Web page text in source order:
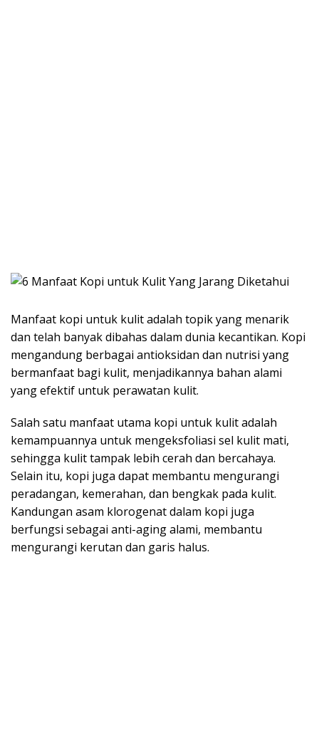
Manfaat kopi untuk kulit adalah topik yang menarik
dan telah banyak dibahas dalam dunia kecantikan. Kopi
mengandung berbagai antioksidan dan nutrisi yang
bermanfaat bagi kulit, menjadikannya bahan alami
yang efektif untuk perawatan kulit.
Salah satu manfaat utama kopi untuk kulit adalah
kemampuannya untuk mengeksfoliasi sel kulit mati,
sehingga kulit tampak lebih cerah dan bercahaya.
Selain itu, kopi juga dapat membantu mengurangi
peradangan, kemerahan, dan bengkak pada kulit.
Kandungan asam klorogenat dalam kopi juga
berfungsi sebagai anti-aging alami, membantu
mengurangi kerutan dan garis halus.